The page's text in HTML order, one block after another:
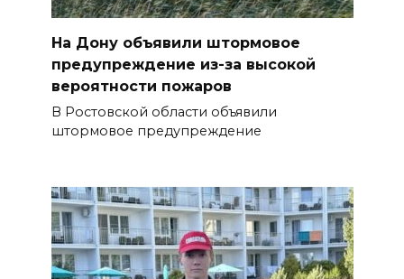
На Дону объявили штормовое
предупреждение из-за высокой
вероятности пожаров
В Ростовской области объявили
штормовое предупреждение